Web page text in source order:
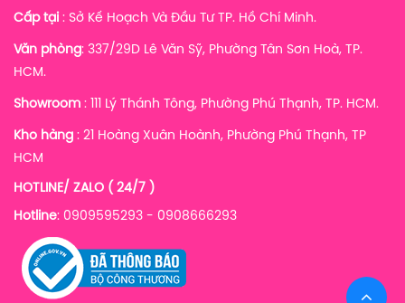
Cấp tại : Sở Kế Hoạch Và Đầu Tư TP. Hồ Chí Minh.
Văn phòng: 337/29D Lê Văn Sỹ, Phường Tân Sơn Hoà, TP.
HCM.
Showroom : 111 Lý Thánh Tông, Phường Phú Thạnh, TP. HCM.
Kho hàng : 21 Hoàng Xuân Hoành, Phường Phú Thạnh, TP
HCM
HOTLINE/ ZALO ( 24/7 )
Hotline: 0909595293 - 0908666293